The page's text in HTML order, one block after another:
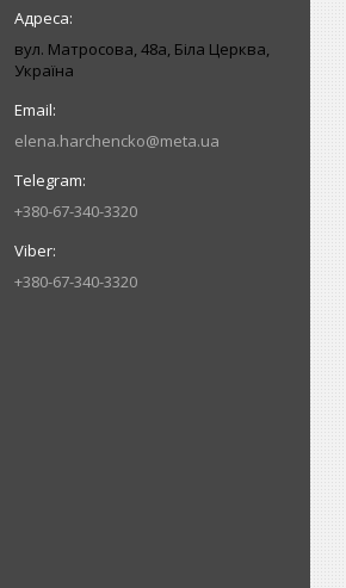
вул. Матросова, 48а, Біла Церква,
Україна
elena.harchencko@meta.ua
+380-67-340-3320
+380-67-340-3320